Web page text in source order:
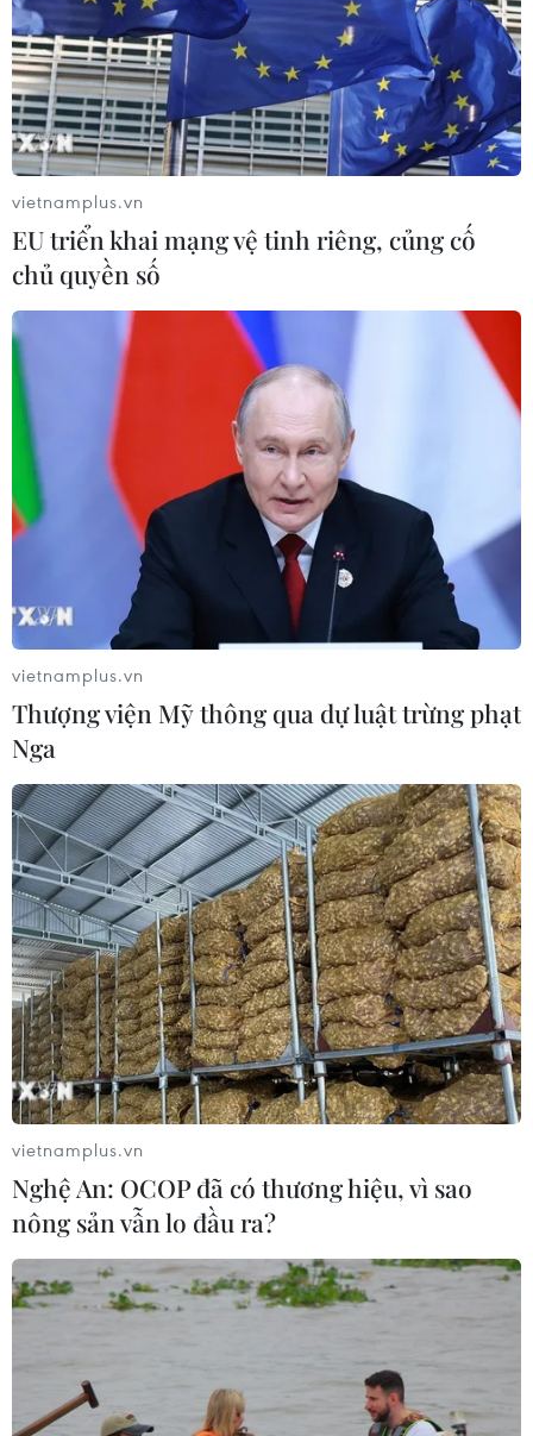
TIN CÙNG CHUYÊN MỤC
vietnamplus.vn
EU triển khai mạng vệ tinh riêng, củng cố
chủ quyền số
vietnamplus.vn
Thượng viện Mỹ thông qua dự luật trừng phạt
Nga
vietnamplus.vn
Nghệ An: OCOP đã có thương hiệu, vì sao
nông sản vẫn lo đầu ra?